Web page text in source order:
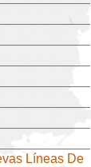
Líneas De